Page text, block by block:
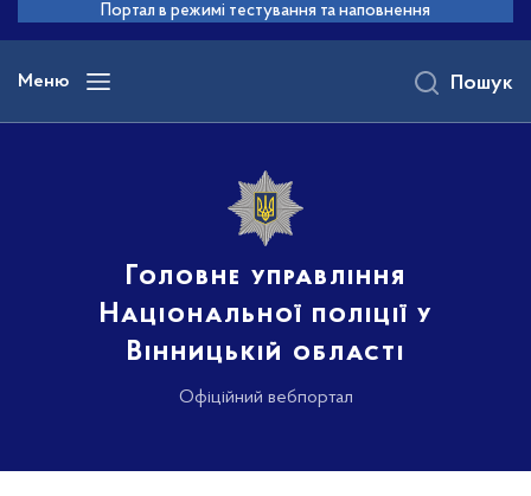
основного
вмісту
Портал в режимі тестування та наповнення
Меню
Головне управління
Національної поліції у
Вінницькій області
Офіційний вебпортал
Пошук